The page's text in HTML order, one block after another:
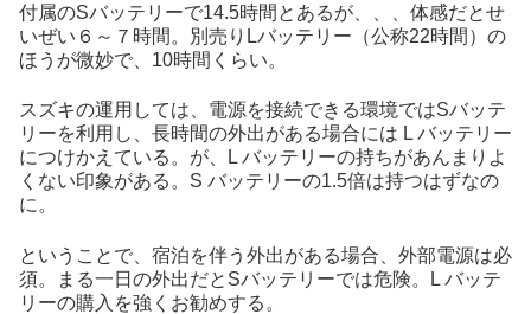
付属のSバッテリーで14.5時間とあるが、、、体感だとせ
いぜい６～７時間。別売りLバッテリー（公称22時間）の
ほうが微妙で、10時間くらい。
スズキの運用しては、電源を接続できる環境ではSバッテ
リーを利用し、長時間の外出がある場合には L バッテリー
につけかえている。が、L バッテリーの持ちがあんまりよ
くない印象がある。S バッテリーの1.5倍は持つはずなの
に。
ということで、宿泊を伴う外出がある場合、外部電源は必
須。まる一日の外出だとSバッテリーでは危険。L バッテ
リーの購入を強くお勧めする。